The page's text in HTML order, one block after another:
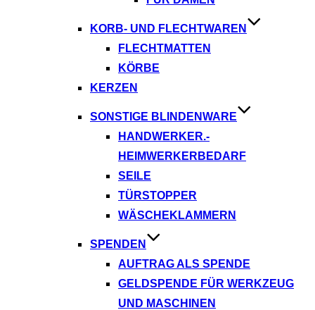
KORB- UND FLECHTWAREN
FLECHTMATTEN
KÖRBE
KERZEN
SONSTIGE BLINDENWARE
HANDWERKER.-
HEIMWERKERBEDARF
SEILE
TÜRSTOPPER
WÄSCHEKLAMMERN
SPENDEN
AUFTRAG ALS SPENDE
GELDSPENDE FÜR WERKZEUG
UND MASCHINEN